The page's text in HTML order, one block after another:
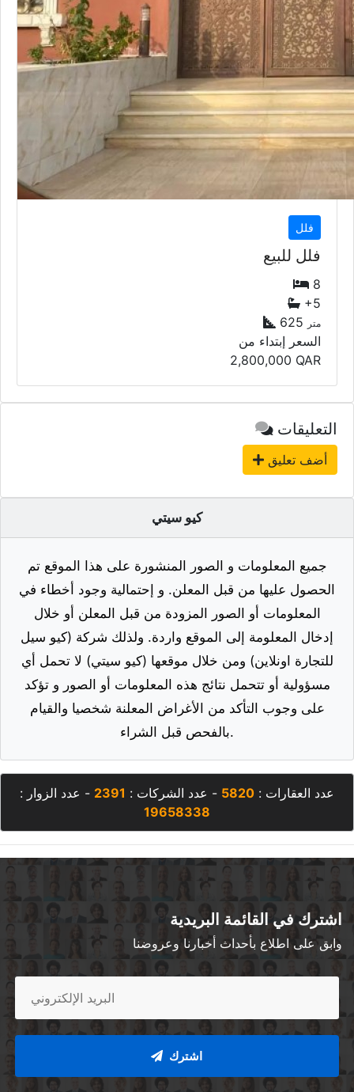
فلل
فلل للبيع
8
+5
625 متر
السعر إبتداء من
2,800,000 QAR
التعليقات
أضف تعليق
كيو سيتي
جميع المعلومات و الصور المنشورة على هذا الموقع تم
الحصول عليها من قبل المعلن. و إحتمالية وجود أخطاء في
المعلومات أو الصور المزودة من قبل المعلن أو خلال
إدخال المعلومة إلى الموقع واردة. ولذلك شركة (كيو سيل
للتجارة اونلاين) ومن خلال موقعها (كيو سيتي) لا تحمل أي
مسؤولية أو تتحمل نتائج هذه المعلومات أو الصور و تؤكد
على وجوب التأكد من الأغراض المعلنة شخصيا والقيام
بالفحص قبل الشراء.
عدد العقارات : 5820 - عدد الشركات : 2391 - عدد الزوار :
19658338
اشترك في القائمة البريدية
وابق على اطلاع بأحداث أخبارنا وعروضنا
اشترك